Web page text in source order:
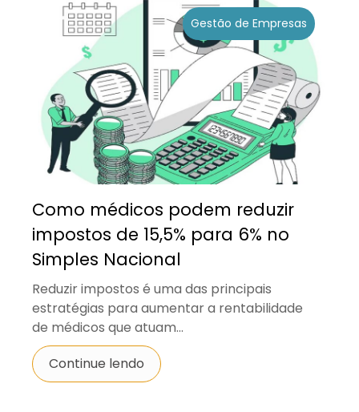
Gestão de Empresas
Como médicos podem reduzir
impostos de 15,5% para 6% no
Simples Nacional
Reduzir impostos é uma das principais
estratégias para aumentar a rentabilidade
de médicos que atuam...
Continue lendo